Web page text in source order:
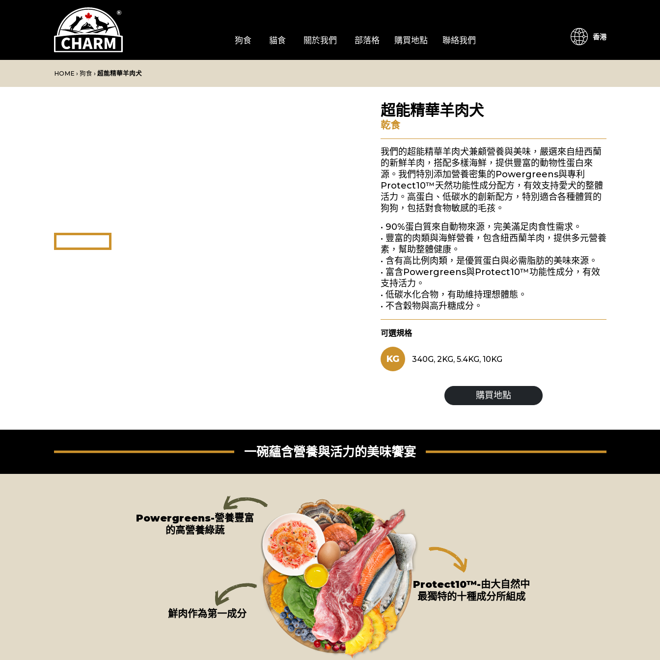
狗食 貓食 關於我們 部落格 購買地點 聯絡我們 香港
HOME › 狗食 › 超能精華羊肉犬
超能精華羊肉犬
乾食
我們的超能精華羊肉犬兼顧營養與美味，嚴選來自紐西蘭
的新鮮羊肉，搭配多樣海鮮，提供豐富的動物性蛋白來
源。我們特別添加營養密集的Powergreens與專利
Protect10™天然功能性成分配方，有效支持愛犬的整體
活力。高蛋白、低碳水的創新配方，特別適合各種體質的
狗狗，包括對食物敏感的毛孩。
• 90%蛋白質來自動物來源，完美滿足肉食性需求。
• 豐富的肉類與海鮮營養，包含紐西蘭羊肉，提供多元營養
素，幫助整體健康。
• 含有高比例肉類，是優質蛋白與必需脂肪的美味來源。
• 富含Powergreens與Protect10™功能性成分，有效
支持活力。
• 低碳水化合物，有助維持理想體態。
• 不含穀物與高升糖成分。
可選規格
KG 340G, 2KG, 5.4KG, 10KG
購買地點
一碗蘊含營養與活力的美味饗宴
Powergreens-營養豐富
的高營養綠蔬
Protect10™-由大自然中
最獨特的十種成分所組成
鮮肉作為第一成分